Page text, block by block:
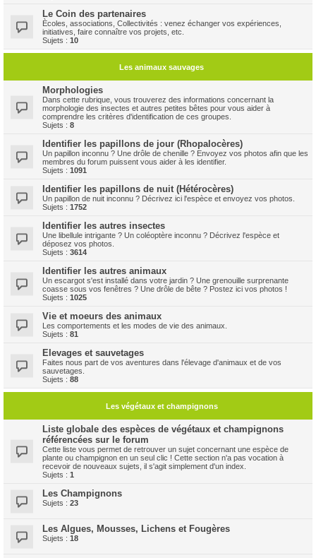
Le Coin des partenaires
Ècoles, associations, Collectivités : venez échanger vos expériences,
initiatives, faire connaître vos projets, etc.
Sujets : 10
Les animaux sauvages
Morphologies
Dans cette rubrique, vous trouverez des informations concernant la
morphologie des insectes et autres petites bêtes pour vous aider à
comprendre les critères d'identification de ces groupes.
Sujets : 8
Identifier les papillons de jour (Rhopalocères)
Un papillon inconnu ? Une drôle de chenille ? Envoyez vos photos afin que les
membres du forum puissent vous aider à les identifier.
Sujets : 1091
Identifier les papillons de nuit (Hétérocères)
Un papillon de nuit inconnu ? Décrivez ici l'espèce et envoyez vos photos.
Sujets : 1752
Identifier les autres insectes
Une libellule intrigante ? Un coléoptère inconnu ? Décrivez l'espèce et
déposez vos photos.
Sujets : 3614
Identifier les autres animaux
Un escargot s'est installé dans votre jardin ? Une grenouille surprenante
coasse sous vos fenêtres ? Une drôle de bête ? Postez ici vos photos !
Sujets : 1025
Vie et moeurs des animaux
Les comportements et les modes de vie des animaux.
Sujets : 81
Elevages et sauvetages
Faites nous part de vos aventures dans l'élevage d'animaux et de vos
sauvetages.
Sujets : 88
Les végétaux et champignons
Liste globale des espèces de végétaux et champignons
référencées sur le forum
Cette liste vous permet de retrouver un sujet concernant une espèce de
plante ou champignon en un seul clic ! Cette section n'a pas vocation à
recevoir de nouveaux sujets, il s'agit simplement d'un index.
Sujets : 1
Les Champignons
Sujets : 23
Les Algues, Mousses, Lichens et Fougères
Sujets : 18